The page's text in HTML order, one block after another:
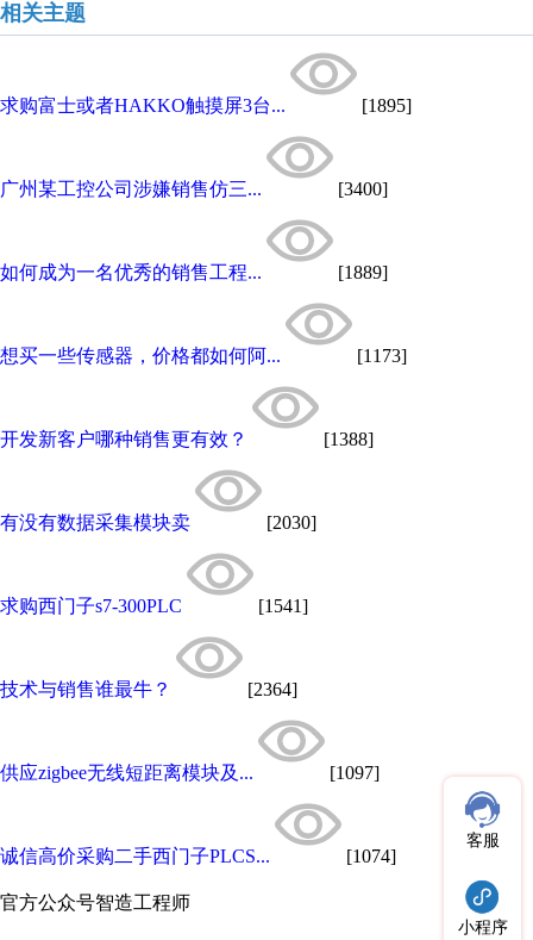
相关主题
求购富士或者HAKKO触摸屏3台... [1895]
广州某工控公司涉嫌销售仿三... [3400]
如何成为一名优秀的销售工程... [1889]
想买一些传感器，价格都如何阿... [1173]
开发新客户哪种销售更有效？ [1388]
有没有数据采集模块卖 [2030]
求购西门子s7-300PLC [1541]
技术与销售谁最牛？ [2364]
供应zigbee无线短距离模块及... [1097]
诚信高价采购二手西门子PLCS... [1074]
官方公众号智造工程师
客服
小程序